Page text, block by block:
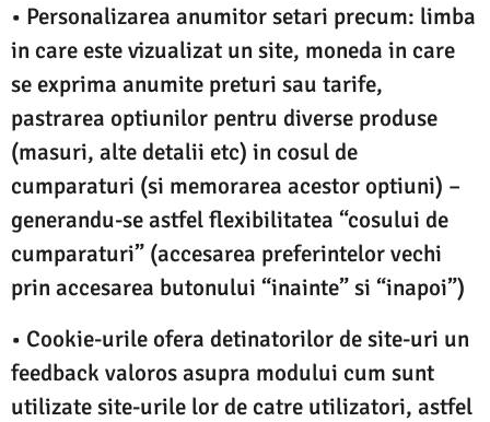
• Personalizarea anumitor setari precum: limba
in care este vizualizat un site, moneda in care
se exprima anumite preturi sau tarife,
pastrarea optiunilor pentru diverse produse
(masuri, alte detalii etc) in cosul de
cumparaturi (si memorarea acestor optiuni) –
generandu-se astfel flexibilitatea “cosului de
cumparaturi” (accesarea preferintelor vechi
prin accesarea butonului “inainte” si “inapoi”)
• Cookie-urile ofera detinatorilor de site-uri un
feedback valoros asupra modului cum sunt
utilizate site-urile lor de catre utilizatori, astfel